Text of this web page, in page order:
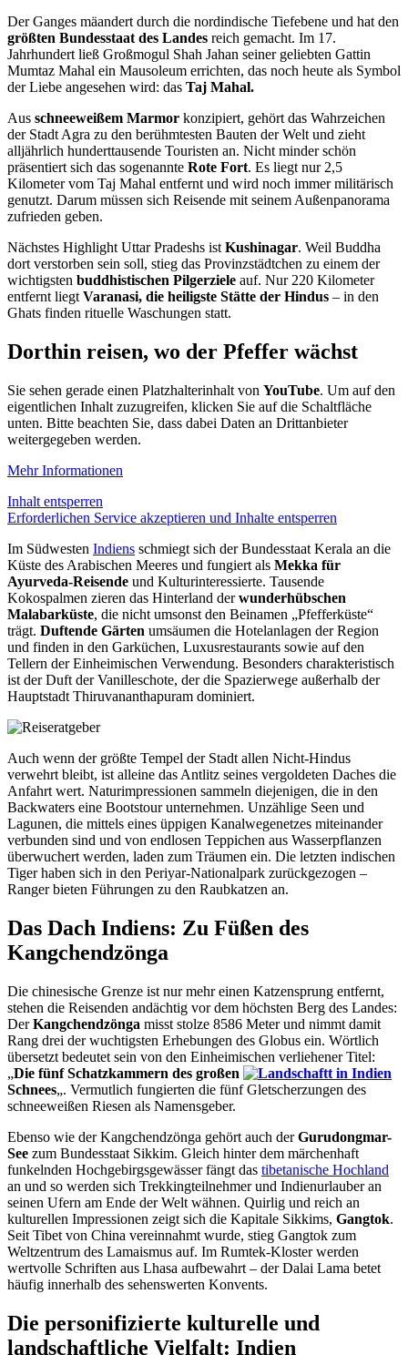
Der Ganges mäandert durch die nordindische Tiefebene und hat den
größten Bundesstaat des Landes reich gemacht. Im 17.
Jahrhundert ließ Großmogul Shah Jahan seiner geliebten Gattin
Mumtaz Mahal ein Mausoleum errichten, das noch heute als Symbol
der Liebe angesehen wird: das Taj Mahal.
Aus schneeweißem Marmor konzipiert, gehört das Wahrzeichen
der Stadt Agra zu den berühmtesten Bauten der Welt und zieht
alljährlich hunderttausende Touristen an. Nicht minder schön
präsentiert sich das sogenannte Rote Fort. Es liegt nur 2,5
Kilometer vom Taj Mahal entfernt und wird noch immer militärisch
genutzt. Darum müssen sich Reisende mit seinem Außenpanorama
zufrieden geben.
Nächstes Highlight Uttar Pradeshs ist Kushinagar. Weil Buddha
dort verstorben sein soll, stieg das Provinzstädtchen zu einem der
wichtigsten buddhistischen Pilgerziele auf. Nur 220 Kilometer
entfernt liegt Varanasi, die heiligste Stätte der Hindus – in den
Ghats finden rituelle Waschungen statt.
Dorthin reisen, wo der Pfeffer wächst
Sie sehen gerade einen Platzhalterinhalt von YouTube. Um auf den
eigentlichen Inhalt zuzugreifen, klicken Sie auf die Schaltfläche
unten. Bitte beachten Sie, dass dabei Daten an Drittanbieter
weitergegeben werden.
Mehr Informationen
Inhalt entsperren
Erforderlichen Service akzeptieren und Inhalte entsperren
Im Südwesten Indiens schmiegt sich der Bundesstaat Kerala an die
Küste des Arabischen Meeres und fungiert als Mekka für
Ayurveda-Reisende und Kulturinteressierte. Tausende
Kokospalmen zieren das Hinterland derwunderhübschen
Malabarküste, die nicht umsonst den Beinamen „Pfefferküste“
trägt. Duftende Gärten umsäumen die Hotelanlagen der Region
und finden in den Garküchen, Luxusrestaurants sowie auf den
Tellern der Einheimischen Verwendung. Besonders charakteristisch
ist der Duft der Vanilleschote, der die Spazierwege außerhalb der
Hauptstadt Thiruvananthapuram dominiert.
Auch wenn der größte Tempel der Stadt allen Nicht-Hindus
verwehrt bleibt, ist alleine das Antlitz seines vergoldeten Daches die
Anfahrt wert. Naturimpressionen sammeln diejenigen, die in den
Backwaters eine Bootstour unternehmen. Unzählige Seen und
Lagunen, die mittels eines üppigen Kanalwegenetzes miteinander
verbunden sind und von endlosen Teppichen aus Wasserpflanzen
überwuchert werden, laden zum Träumen ein. Die letzten indischen
Tiger haben sich in den Periyar-Nationalpark zurückgezogen –
Ranger bieten Führungen zu den Raubkatzen an.
Das Dach Indiens: Zu Füßen des
Kangchendzönga
Die chinesische Grenze ist nur mehr einen Katzensprung entfernt,
stehen die Reisenden andächtig vor dem höchsten Berg des Landes:
DerKangchendzönga misst stolze 8586 Meter und nimmt damit
Rang drei der wuchtigsten Erhebungen des Globus ein. Wörtlich
übersetzt bedeutet sein von den Einheimischen verliehener Titel:
„Die fünf Schatzkammern des großen
Schnees„. Vermutlich fungierten die fünf Gletscherzungen des
schneeweißen Riesen als Namensgeber.
Ebenso wie der Kangchendzönga gehört auch derGurudongmar-
See zum Bundesstaat Sikkim. Gleich hinter dem märchenhaft
funkelnden Hochgebirgsgewässer fängt das tibetanische Hochland
an und so werden sich Trekkingteilnehmer und Indienurlauber an
seinen Ufern am Ende der Welt wähnen. Quirlig und reich an
kulturellen Impressionen zeigt sich die Kapitale Sikkims, Gangtok.
Seit Tibet von China vereinnahmt wurde, stieg Gangtok zum
Weltzentrum des Lamaismus auf. Im Rumtek-Kloster werden
wertvolle Schriften aus Lhasa aufbewahrt – der Dalai Lama betet
häufig innerhalb des sehenswerten Konvents.
Die personifizierte kulturelle und
landschaftliche Vielfalt: Indien